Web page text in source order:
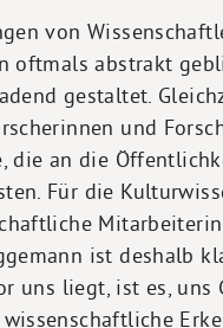
von
oftmals abstrakt
gestaltet.
und
die an die
Für die
Mitarbeiterin
ist deshalb
uns liegt, ist es, uns